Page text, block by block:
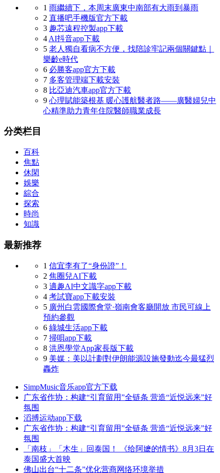
1 雨繼續下，本周末廣東中南部有大雨到暴雨
2 直播吧手機版官方下載
3 趣芯遠程控製app下載
4 AI抖音app下載
5 老人獨自看病不方便，找陪診牢記兩個關鍵點｜
樂齡e時代
6 必勝客app官方下載
7 多客管理端下載安裝
8 比亞迪汽車app官方下載
9 心理賦能築根基 暖心護航醫者路——廣醫婦兒中
心精準助力青年住院醫師職業成長
分类栏目
百科
焦點
休閑
娛樂
綜合
探索
時尚
知識
最新推荐
1 信宜李有了“身份證”！
2 焦圈兒AI下載
3 適趣AI中文識字app下載
4 考試寶app下載安裝
5 廣州白雲國際會堂·嶺南會客廳開放 市民可線上
預約參觀
6 綠城生活app下載
7 掃唄app下載
8 洪恩學堂App家長版下載
9 美媒：美以計劃對伊朗能源設施發動迄今最猛烈
轟炸
SimpMusic音乐app官方下载
广东省作协：构建“引育留用”全链条 营造“近悦远来”好
氛围
滔搏运动app下载
广东省作协：构建“引育留用”全链条 营造“近悦远来”好
氛围
「南枝」‌「木生」‌回泰国！ 《给阿嬷的情书》8月3日在
泰国盛大首映
佛山出台“十二条”优化营商网络环境举措